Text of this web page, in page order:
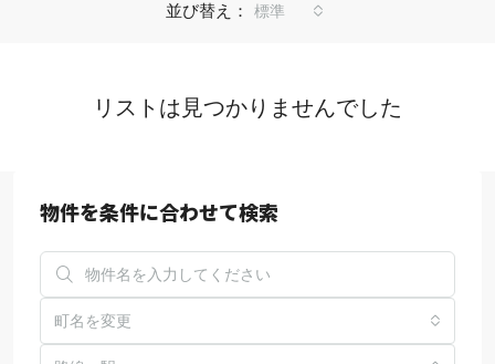
並び替え： 標準
リストは見つかりませんでした
物件を条件に合わせて検索
町名を変更